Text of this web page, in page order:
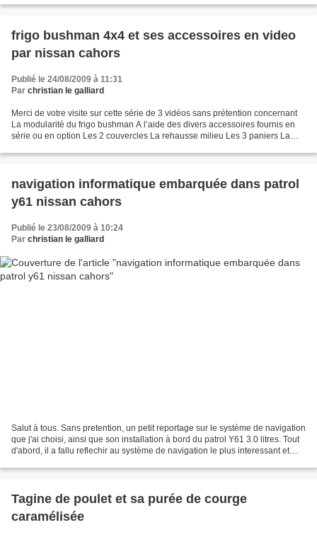
frigo bushman 4x4 et ses accessoires en video
par nissan cahors
Publié le 24/08/2009 à 11:31
Par christian le galliard
Merci de votre visite sur cette série de 3 vidéos sans prétention concernant
La modularité du frigo bushman A l’aide des divers accessoires fournis en
série ou en option Les 2 couvercles La rehausse milieu Les 3 paniers La
navigation informatique embarquée dans patrol
y61 nissan cahors
Publié le 23/08/2009 à 10:24
Par christian le galliard
Salut à tous. Sans pretention, un petit reportage sur le système de navigation
que j'ai choisi, ainsi que son installation à bord du patrol Y61 3.0 litres. Tout
d'abord, il a fallu reflechir au système de navigation le plus interessant et
Tagine de poulet et sa purée de courge
caramélisée